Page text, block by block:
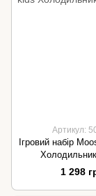
Артикул:
Ігровий набір
1 298